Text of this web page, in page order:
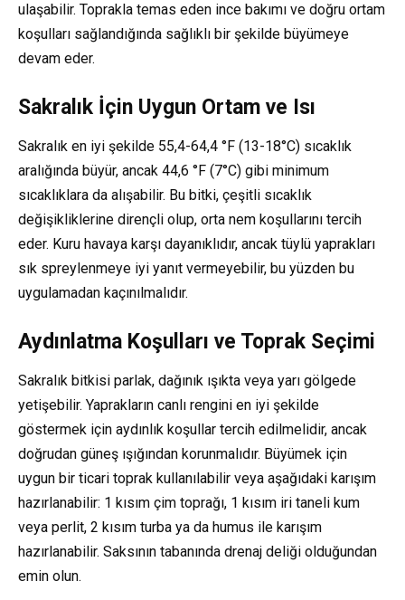
ulaşabilir. Toprakla temas eden ince bakımı ve doğru ortam
koşulları sağlandığında sağlıklı bir şekilde büyümeye
devam eder.
Sakralık İçin Uygun Ortam ve Isı
Sakralık en iyi şekilde 55,4-64,4 °F (13-18°C) sıcaklık
aralığında büyür, ancak 44,6 °F (7°C) gibi minimum
sıcaklıklara da alışabilir. Bu bitki, çeşitli sıcaklık
değişikliklerine dirençli olup, orta nem koşullarını tercih
eder. Kuru havaya karşı dayanıklıdır, ancak tüylü yaprakları
sık spreylenmeye iyi yanıt vermeyebilir, bu yüzden bu
uygulamadan kaçınılmalıdır.
Aydınlatma Koşulları ve Toprak Seçimi
Sakralık bitkisi parlak, dağınık ışıkta veya yarı gölgede
yetişebilir. Yaprakların canlı rengini en iyi şekilde
göstermek için aydınlık koşullar tercih edilmelidir, ancak
doğrudan güneş ışığından korunmalıdır. Büyümek için
uygun bir ticari toprak kullanılabilir veya aşağıdaki karışım
hazırlanabilir: 1 kısım çim toprağı, 1 kısım iri taneli kum
veya perlit, 2 kısım turba ya da humus ile karışım
hazırlanabilir. Saksının tabanında drenaj deliği olduğundan
emin olun.